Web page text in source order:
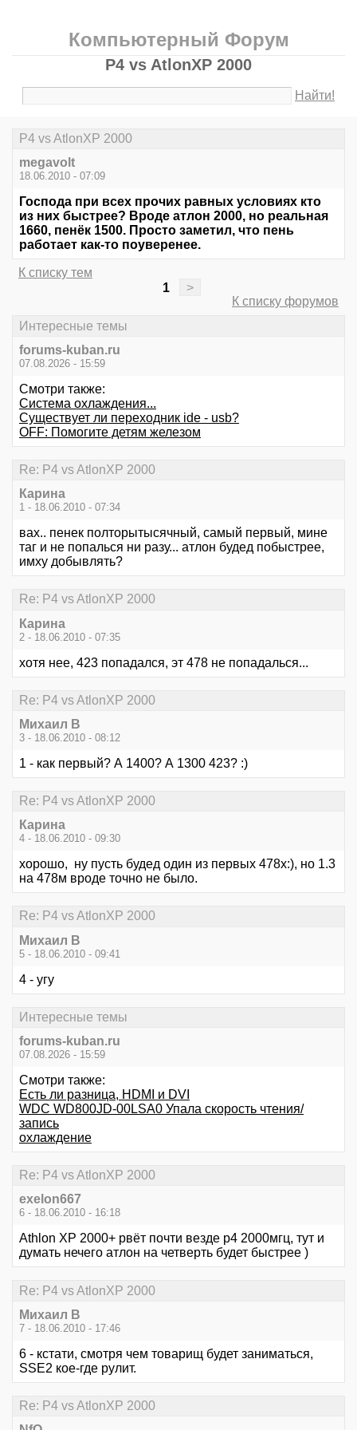
Компьютерный Форум
P4 vs AtlonXP 2000
Найти!
P4 vs AtlonXP 2000
megavolt
18.06.2010 - 07:09
Господа при всех прочих равных условиях кто
из них быстрее? Вроде атлон 2000, но реальная
1660, пенёк 1500. Просто заметил, что пень
работает как-то поуверенее.
К списку тем
1
>
К списку форумов
Интересные темы
forums-kuban.ru
07.08.2026 - 15:59
Смотри также:
Система охлаждения...
Существует ли переходник ide - usb?
OFF: Помогите детям железом
Re: P4 vs AtlonXP 2000
Карина
1 - 18.06.2010 - 07:34
вах.. пенек полторытысячный, самый первый, мине
таг и не попалься ни разу... атлон будед побыстрее,
имху добывлять?
Re: P4 vs AtlonXP 2000
Карина
2 - 18.06.2010 - 07:35
хотя нее, 423 попадался, эт 478 не попадалься...
Re: P4 vs AtlonXP 2000
Михаил В
3 - 18.06.2010 - 08:12
1 - как первый? А 1400? А 1300 423? :)
Re: P4 vs AtlonXP 2000
Карина
4 - 18.06.2010 - 09:30
хорошо, ну пусть будед один из первых 478х:), но 1.3
на 478м вроде точно не было.
Re: P4 vs AtlonXP 2000
Михаил В
5 - 18.06.2010 - 09:41
4 - угу
Интересные темы
forums-kuban.ru
07.08.2026 - 15:59
Смотри также:
Есть ли разница, HDMI и DVI
WDC WD800JD-00LSA0 Упала скорость чтения/
запись
охлаждение
Re: P4 vs AtlonXP 2000
exelon667
6 - 18.06.2010 - 16:18
Athlon XP 2000+ рвёт почти везде p4 2000мгц, тут и
думать нечего атлон на четверть будет быстрее )
Re: P4 vs AtlonXP 2000
Михаил В
7 - 18.06.2010 - 17:46
6 - кстати, смотря чем товарищ будет заниматься,
SSE2 кое-где рулит.
Re: P4 vs AtlonXP 2000